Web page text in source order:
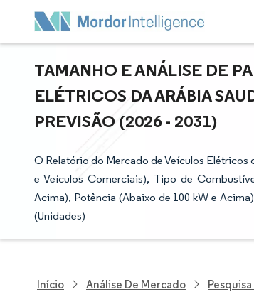
TAMANHO E ANÁLISE DE
ELÉTRICOS DA ARÁBIA
PREVISÃO (2026 - 2031)
O Relatório do Mercado de Veículos
e Veículos Comerciais), Tipo de
Acima), Potência (Abaixo de 100 kW e
(Unidades)
Início Análise De Mercado